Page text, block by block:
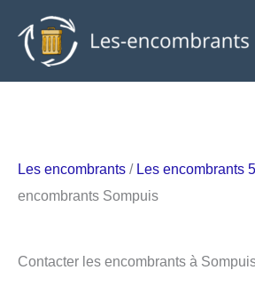
contenu
Les encombrants / Les encombrants
encombrants Sompuis
Contacter les encombrants à